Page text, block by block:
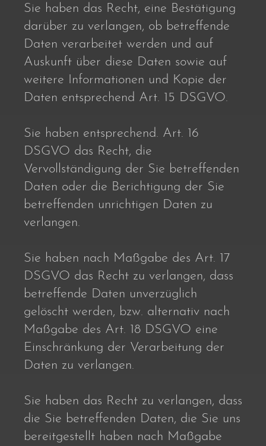
Sie haben das Recht, eine Bestätigung
darüber zu verlangen, ob betreffende
Daten verarbeitet werden und auf
Auskunft über diese Daten sowie auf
weitere Informationen und Kopie der
Daten entsprechend Art. 15 DSGVO.
Sie haben entsprechend. Art. 16
DSGVO das Recht, die
Vervollständigung der Sie betreffenden
Daten oder die Berichtigung der Sie
betreffenden unrichtigen Daten zu
verlangen.
Sie haben nach Maßgabe des Art. 17
DSGVO das Recht zu verlangen, dass
betreffende Daten unverzüglich
gelöscht werden, bzw. alternativ nach
Maßgabe des Art. 18 DSGVO eine
Einschränkung der Verarbeitung der
Daten zu verlangen.
Sie haben das Recht zu verlangen, dass
die Sie betreffenden Daten, die Sie uns
bereitgestellt haben nach Maßgabe